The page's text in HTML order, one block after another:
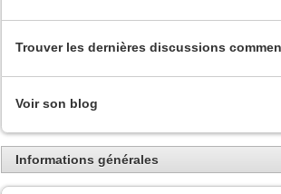
Trouver les dernières discussions
Voir son blog
Informations générales